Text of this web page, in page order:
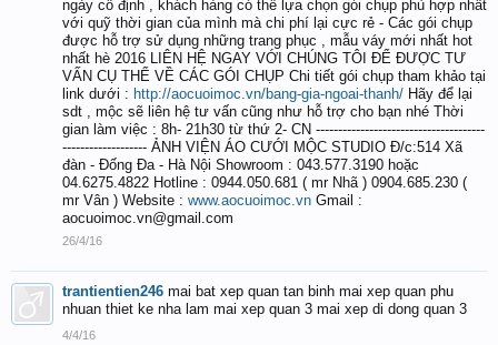
ngày cố định , khách hàng có thể lựa chọn gói chụp phù hợp nhất
với quỹ thời gian của mình mà chi phí lại cực rẻ - Các gói chụp
được hỗ trợ sử dụng những trang phục , mẫu váy mới nhất hot
nhất hè 2016 LIÊN HỆ NGAY VỚI CHÚNG TÔI ĐỂ ĐƯỢC TƯ
VẤN CỤ THỂ VỀ CÁC GÓI CHỤP Chi tiết gói chụp tham khảo tại
link dưới : http://aocuoimoc.vn/bang-gia-ngoai-thanh/ Hãy để lại
sdt , mộc sẽ liên hệ tư vấn cũng như hỗ trợ cho bạn nhé Thời
gian làm việc : 8h- 21h30 từ thứ 2- CN --------------------------------------
------------------- ẢNH VIỆN ÁO CƯỚI MỘC STUDIO Đ/c:514 Xã
đàn - Đống Đa - Hà Nội Showroom : 043.577.3190 hoặc
04.6275.4822 Hotline : 0944.050.681 ( mr Nhã ) 0904.685.230 (
mr Vân ) Website : www.aocuoimoc.vn Gmail :
aocuoimoc.vn@gmail.com
26/4/16
trantientien246 mai bat xep quan tan binh mai xep quan phu
nhuan thiet ke nha lam mai xep quan 3 mai xep di dong quan 3
4/4/16